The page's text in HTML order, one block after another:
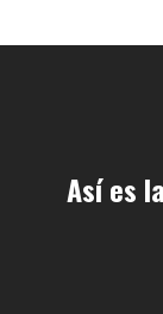
Así es